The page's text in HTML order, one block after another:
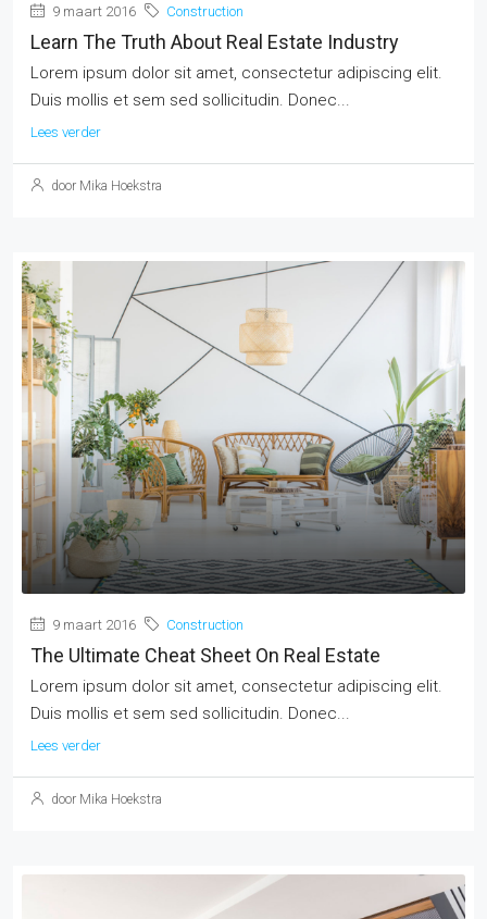
9 maart 2016 Construction
Learn The Truth About Real Estate Industry
Lorem ipsum dolor sit amet, consectetur adipiscing elit.
Duis mollis et sem sed sollicitudin. Donec...
Lees verder
door Mika Hoekstra
9 maart 2016 Construction
The Ultimate Cheat Sheet On Real Estate
Lorem ipsum dolor sit amet, consectetur adipiscing elit.
Duis mollis et sem sed sollicitudin. Donec...
Lees verder
door Mika Hoekstra